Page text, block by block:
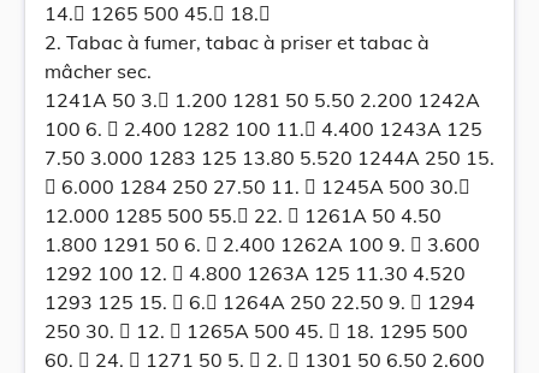
14. 1265 500 45. 18.
2. Tabac à fumer, tabac à priser et tabac à
mâcher sec.
1241A 50 3. 1.200 1281 50 5.50 2.200 1242A
100 6.  2.400 1282 100 11. 4.400 1243A 125
7.50 3.000 1283 125 13.80 5.520 1244A 250 15.
 6.000 1284 250 27.50 11.  1245A 500 30.
12.000 1285 500 55. 22.  1261A 50 4.50
1.800 1291 50 6.  2.400 1262A 100 9.  3.600
1292 100 12.  4.800 1263A 125 11.30 4.520
1293 125 15.  6. 1264A 250 22.50 9.  1294
250 30.  12.  1265A 500 45.  18. 1295 500
60.  24.  1271 50 5.  2.  1301 50 6.50 2.600